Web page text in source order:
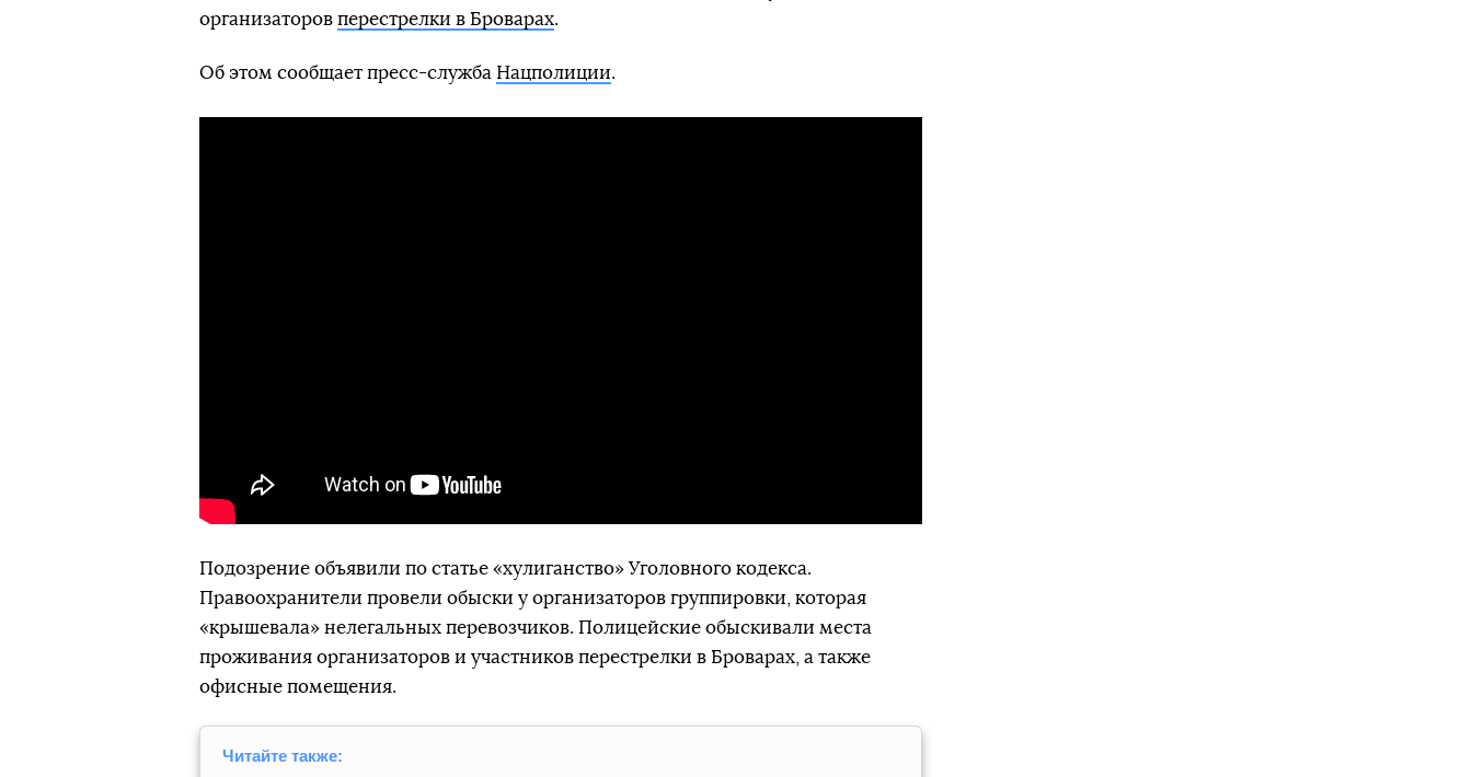
организаторов перестрелки в Броварах.
Об этом сообщает пресс-служба Нацполиции.
Подозрение объявили по статье «хулиганство» Уголовного кодекса.
Правоохранители провели обыски у организаторов группировки, которая
«крышевала» нелегальных перевозчиков. Полицейские обыскивали места
проживания организаторов и участников перестрелки в Броварах, а также
офисные помещения.
Читайте также: